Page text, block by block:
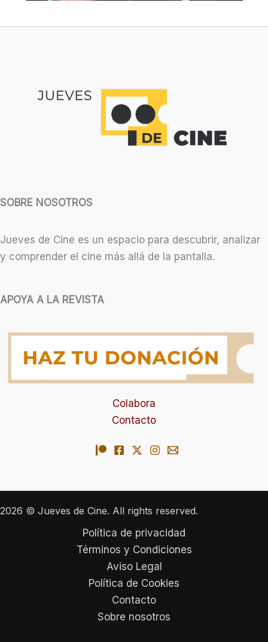
SOBRE NOSOTROS
Jueves de Cine es un espacio para descubrir, analizar
y comprender el cine más allá de la pantalla.
APOYA A LA REVISTA
Colabora
Contacto
2026 © Jueves de Cine. All rights reserved.
Política de privacidad
Términos y Condiciones
Aviso Legal
Política de Cookies
Contacto
Sobre nosotros